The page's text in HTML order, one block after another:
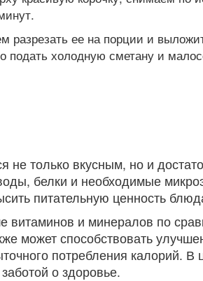
разрезать ее на порции и
холодную сметану и
только вкусным, но и
белки и необходимые
питательную ценность
витаминов и минералов по
может способствовать
потребления калорий.
о здоровье.